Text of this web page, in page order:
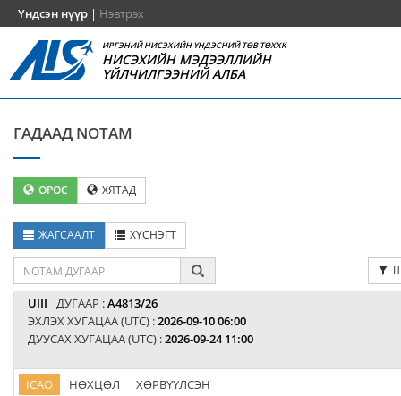
Үндсэн нүүр | Нэвтрэх
ИРГЭНИЙ НИСЭХИЙН ҮНДЭСНИЙ ТӨВ ТӨХХК
НИСЭХИЙН МЭДЭЭЛЛИЙН
ҮЙЛЧИЛГЭЭНИЙ АЛБА
ГАДААД NOTAM
ОРОС ХЯТАД
ЖАГСААЛТ ХҮСНЭГТ
UIII ДУГААР :A4813/26
ЭХЛЭХ ХУГАЦАА (UTC) :2026-09-10 06:00
ДУУСАХ ХУГАЦАА (UTC) :2026-09-24 11:00
ICAO НӨХЦӨЛ ХӨРВҮҮЛСЭН